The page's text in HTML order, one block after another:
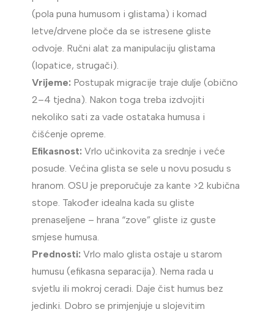
(pola puna humusom i glistama) i komad
letve/drvene ploče da se istresene gliste
odvoje. Ručni alat za manipulaciju glistama
(lopatice, strugači).
Vrijeme: Postupak migracije traje dulje (obično
2–4 tjedna). Nakon toga treba izdvojiti
nekoliko sati za vade ostataka humusa i
čišćenje opreme.
Efikasnost: Vrlo učinkovita za srednje i veće
posude. Većina glista se sele u novu posudu s
hranom. OSU je preporučuje za kante >2 kubična
stope. Također idealna kada su gliste
prenaseljene – hrana “zove” gliste iz guste
smjese humusa.
Prednosti: Vrlo malo glista ostaje u starom
humusu (efikasna separacija). Nema rada u
svjetlu ili mokroj ceradi. Daje čist humus bez
jedinki. Dobro se primjenjuje u slojevitim